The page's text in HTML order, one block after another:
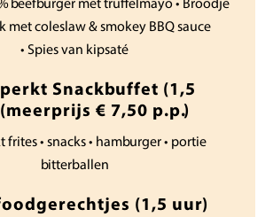
beefburger met truffelmayo • Broodje
met coleslaw & smokey BBQ sauce
• Spies van kipsaté
Snackbuffet (1,5
€ 7,50 p.p.)
frites • snacks • hamburger • portie
bitterballen
(1,5 uur)